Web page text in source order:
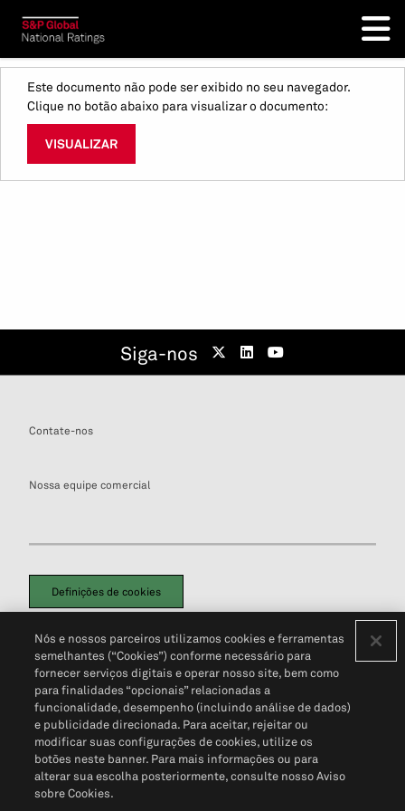
Este documento não pode ser exibido no seu navegador.
Clique no botão abaixo para visualizar o documento:
VISUALIZAR
Siga-nos
Contate-nos
Nossa equipe comercial
Definições de cookies
Política de PrivacidadePortal de privacidade do cliente (em inglês)
Não Venda Minhas Informações Pessoais© 2026 S&P Global
Nós e nossos parceiros utilizamos cookies e ferramentas
semelhantes (“Cookies”) conforme necessário para
fornecer serviços digitais e operar nosso site, bem como
para finalidades “opcionais” relacionadas a
funcionalidade, desempenho (incluindo análise de dados)
e publicidade direcionada. Para aceitar, rejeitar ou
modificar suas configurações de cookies, utilize os
botões neste banner. Para mais informações ou para
alterar sua escolha posteriormente, consulte nosso Aviso
sobre Cookies.